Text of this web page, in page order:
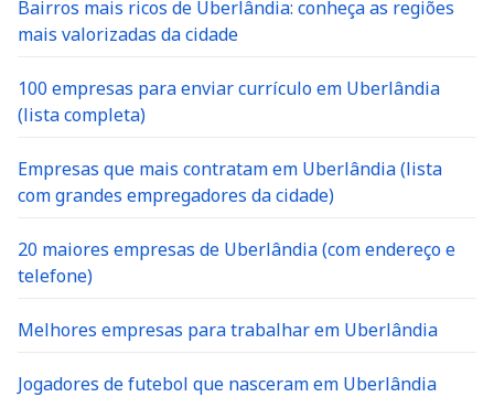
Bairros mais ricos de Uberlândia: conheça as regiões
mais valorizadas da cidade
100 empresas para enviar currículo em Uberlândia
(lista completa)
Empresas que mais contratam em Uberlândia (lista
com grandes empregadores da cidade)
20 maiores empresas de Uberlândia (com endereço e
telefone)
Melhores empresas para trabalhar em Uberlândia
Jogadores de futebol que nasceram em Uberlândia